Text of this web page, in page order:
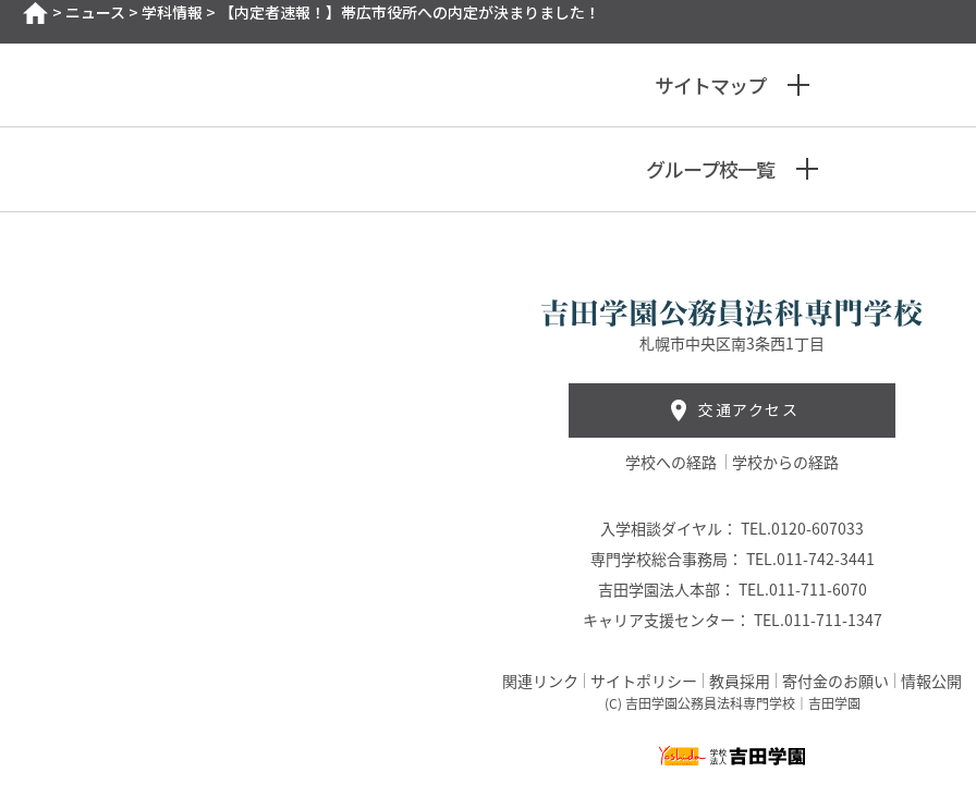
ホーム
> ニュース > 学科情報 > 【内定者速報！】帯広市役所への内定が決まりました！
サイトマップ
グループ校一覧
札幌市中央区南3条西1丁目
交通アクセス
学校への経路 学校からの経路
入学相談ダイヤル： TEL.0120-607033
専門学校総合事務局： TEL.011-742-3441
吉田学園法人本部： TEL.011-711-6070
キャリア支援センター： TEL.011-711-1347
関連リンク サイトポリシー 教員採用 寄付金のお願い 情報公開
(C) 吉田学園公務員法科専門学校｜吉田学園